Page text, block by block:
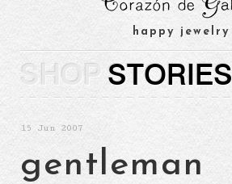
happy jewelry
SHOP STORIES
15 Jun 2007
gentleman